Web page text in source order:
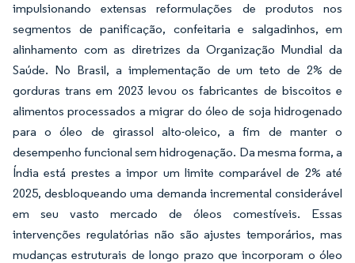
impulsionando extensas reformulações de produtos nos
segmentos de panificação, confeitaria e salgadinhos, em
alinhamento com as diretrizes da Organização Mundial da
Saúde. No Brasil, a implementação de um teto de 2% de
gorduras trans em 2023 levou os fabricantes de biscoitos e
alimentos processados a migrar do óleo de soja hidrogenado
para o óleo de girassol alto-oleico, a fim de manter o
desempenho funcional sem hidrogenação. Da mesma forma, a
Índia está prestes a impor um limite comparável de 2% até
2025, desbloqueando uma demanda incremental considerável
em seu vasto mercado de óleos comestíveis. Essas
intervenções regulatórias não são ajustes temporários, mas
mudanças estruturais de longo prazo que incorporam o óleo